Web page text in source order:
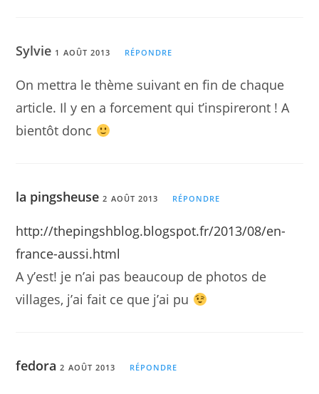
Sylvie 1 AOÛT 2013 RÉPONDRE
On mettra le thème suivant en fin de chaque
article. Il y en a forcement qui t’inspireront ! A
bientôt donc
la pingsheuse 2 AOÛT 2013 RÉPONDRE
http://thepingshblog.blogspot.fr/2013/08/en-
france-aussi.html
A y’est! je n’ai pas beaucoup de photos de
villages, j’ai fait ce que j’ai pu
fedora 2 AOÛT 2013 RÉPONDRE